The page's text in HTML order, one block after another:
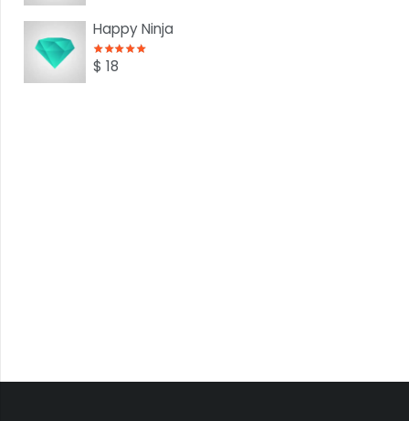
Happy Ninja
Valorado con
$ 18